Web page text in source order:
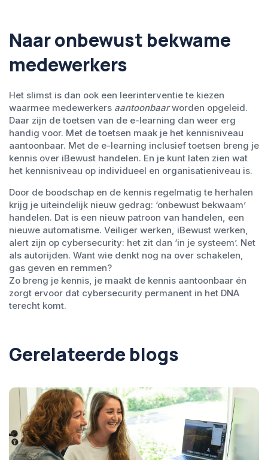
Naar onbewust bekwame
medewerkers
Het slimst is dan ook een leerinterventie te kiezen
waarmee medewerkers aantoonbaarworden opgeleid.
Daar zijn de toetsen van de e-learning dan weer erg
handig voor. Met de toetsen maak je het kennisniveau
aantoonbaar. Met de e-learning inclusief toetsen breng je
kennis over iBewust handelen. En je kunt laten zien wat
het kennisniveau op individueel en organisatieniveau is.
Door de boodschap en de kennis regelmatig te herhalen
krijg je uiteindelijk nieuw gedrag: ‘onbewust bekwaam’
handelen. Dat is een nieuw patroon van handelen, een
nieuwe automatisme. Veiliger werken, iBewust werken,
alert zijn op cybersecurity: het zit dan ‘in je systeem’. Net
als autorijden. Want wie denkt nog na over schakelen,
gas geven en remmen?
Zo breng je kennis, je maakt de kennis aantoonbaar én
zorgt ervoor dat cybersecurity permanent in het DNA
terecht komt.
Gerelateerde blogs